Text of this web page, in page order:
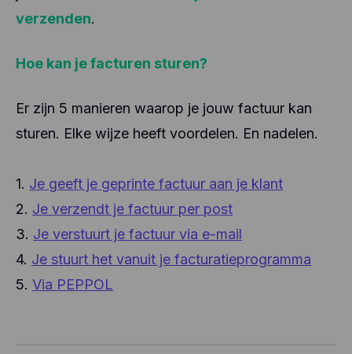
verzenden.
Hoe kan je facturen sturen?
Er zijn 5 manieren waarop je jouw factuur kan
sturen. Elke wijze heeft voordelen. En nadelen.
1. Je geeft je geprinte factuur aan je klant
2. Je verzendt je factuur per post
3. Je verstuurt je factuur via e-mail
4. Je stuurt het vanuit je facturatieprogramma
5. Via PEPPOL